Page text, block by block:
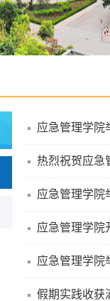
应急管理学院
热烈祝贺应急
应急管理学院
应急管理学院
应急管理学院
假期实践收获